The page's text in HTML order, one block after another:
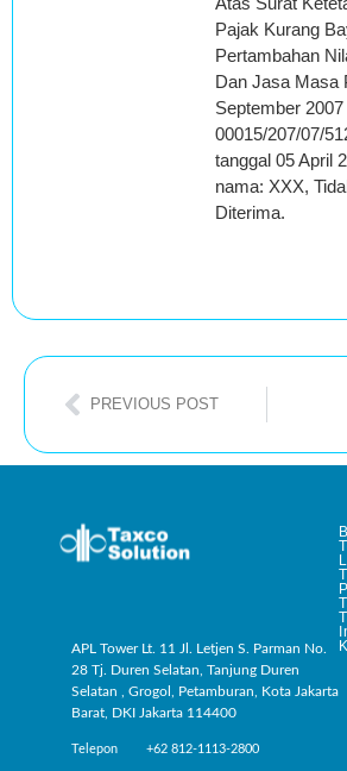
Pajak Kurang
Pertambahan
Dan Jasa Masa
September
00015/207/07/
tanggal 05 April
nama: XXX,
Diterima.
PREVIOUS POST
APL Tower Lt. 11 Jl. Letjen S. Parman No.
28 Tj. Duren Selatan, Tanjung Duren
Selatan , Grogol, Petamburan, Kota Jakarta
Barat, DKI Jakarta 114400
Telepon +62 812-1113-2800